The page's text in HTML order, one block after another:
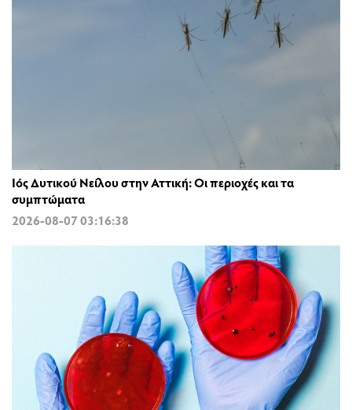
Ιός Δυτικού Νείλου στην Αττική: Οι περιοχές και τα
συμπτώματα
2026-08-07 03:16:38